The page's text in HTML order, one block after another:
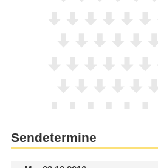
Sendetermine